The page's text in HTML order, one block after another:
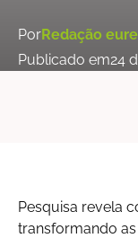
PorRedação
Publicado em24
Pesquisa revela
transformando